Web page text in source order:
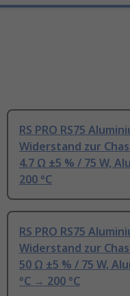
RS PRO RS75
Widerstand zur
4.7 Ω ±5 % / 75 W,
200 °C
RS PRO RS75
Widerstand zur
50 Ω ±5 % / 75 W,
°C → 200 °C